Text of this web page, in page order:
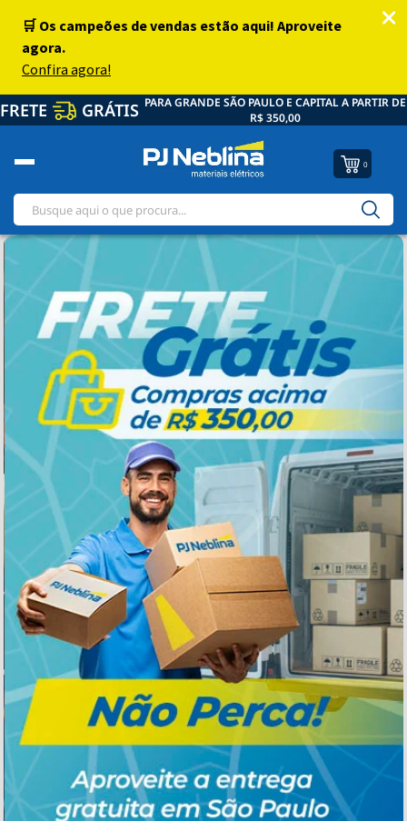
FRETE GRÁTIS PARA GRANDE SÃO PAULO E CAPITAL A PARTIR DE
R$ 350,00
0